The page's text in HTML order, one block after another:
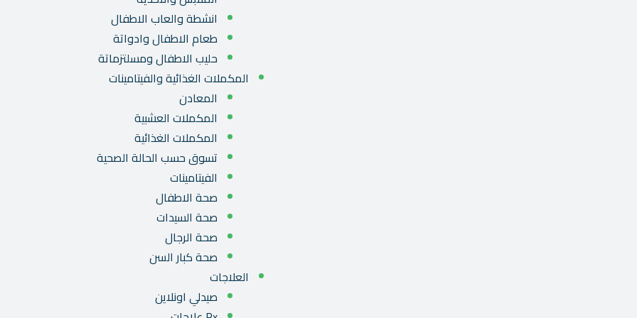
انشطة والعاب الاطفال
طعام الاطفال وادواتة
حليب الاطفال ومسلتزماتة
المكملات الغذائية والفيتامينات
المعادن
المكملات العشبية
المكملات الغذائية
تسوق حسب الحالة الصحية
الفيتامينات
صحة الاطفال
صحة السيدات
صحة الرجال
صحة كبار السن
العلاجات
صيدلي اونلاين